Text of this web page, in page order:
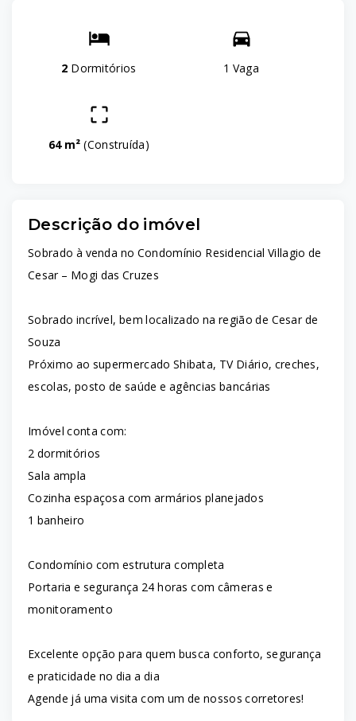
2 Dormitórios 1 Vaga
64 m² (Construída)
Descrição do imóvel
Sobrado à venda no Condomínio Residencial Villagio de
Cesar – Mogi das Cruzes
Sobrado incrível, bem localizado na região de Cesar de
Souza
Próximo ao supermercado Shibata, TV Diário, creches,
escolas, posto de saúde e agências bancárias
Imóvel conta com:
2 dormitórios
Sala ampla
Cozinha espaçosa com armários planejados
1 banheiro
Condomínio com estrutura completa
Portaria e segurança 24 horas com câmeras e
monitoramento
Excelente opção para quem busca conforto, segurança
e praticidade no dia a dia
Agende já uma visita com um de nossos corretores!